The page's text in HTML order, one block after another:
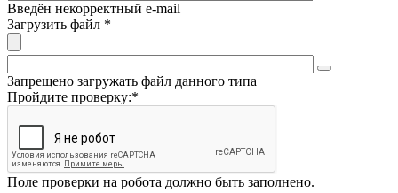
Введён некорректный e-mail
Загрузить файл *
Запрещено загружать файл данного типа
Пройдите проверку:*
Поле проверки на робота должно быть заполнено.